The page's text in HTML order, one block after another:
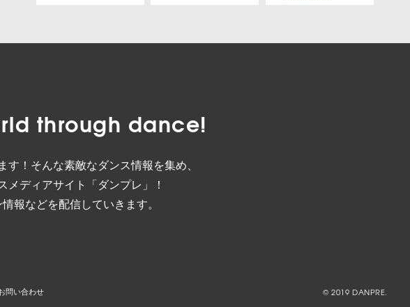
through dance!
！そんな素敵なダンス情報を集め、
メディアサイト「ダンプレ」！
報などを配信していきます。
問い合わせ © 2019 DANPRE.